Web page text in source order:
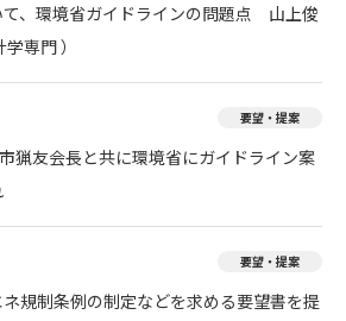
、環境省ガイドラインの問題点 山上俊
専門 ）
要望・提案
猟友会長と共に環境省にガイドライン案
要望・提案
ネ規制条例の制定などを求める要望書を提